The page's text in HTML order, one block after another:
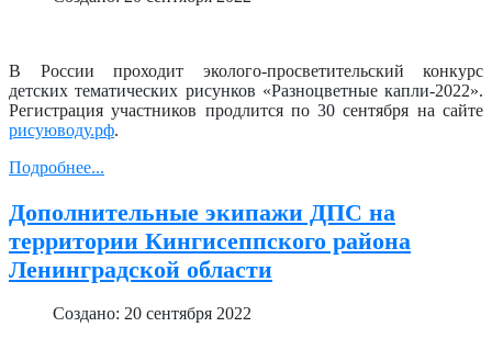
В России проходит эколого-просветительский конкурс
детских тематических рисунков «Разноцветные капли-2022».
Регистрация участников продлится по 30 сентября на сайте
рисуюводу.рф.
Подробнее...
Дополнительные экипажи ДПС на
территории Кингисеппского района
Ленинградской области
Создано: 20 сентября 2022